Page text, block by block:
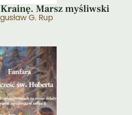
Marsz myśliwski
G. Rup